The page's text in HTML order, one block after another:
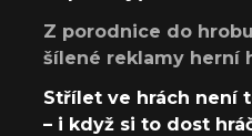
Z porodnice do
šílené reklamy herní
Střílet ve hrách není
– i když si to dost